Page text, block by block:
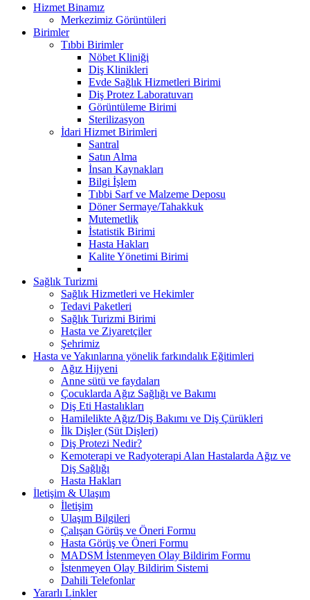
Hizmet Binamız
Merkezimiz Görüntüleri
Birimler
Tıbbi Birimler
Nöbet Kliniği
Diş Klinikleri
Evde Sağlık Hizmetleri Birimi
Diş Protez Laboratuvarı
Görüntüleme Birimi
Sterilizasyon
İdari Hizmet Birimleri
Santral
Satın Alma
İnsan Kaynakları
Bilgi İşlem
Tıbbi Sarf ve Malzeme Deposu
Döner Sermaye/Tahakkuk
Mutemetlik
İstatistik Birimi
Hasta Hakları
Kalite Yönetimi Birimi
Sağlık Turizmi
Sağlık Hizmetleri ve Hekimler
Tedavi Paketleri
Sağlık Turizmi Birimi
Hasta ve Ziyaretçiler
Şehrimiz
Hasta ve Yakınlarına yönelik farkındalık Eğitimleri
Ağız Hijyeni
Anne sütü ve faydaları
Çocuklarda Ağız Sağlığı ve Bakımı
Diş Eti Hastalıkları
Hamilelikte Ağız/Diş Bakımı ve Diş Çürükleri
İlk Dişler (Süt Dişleri)
Diş Protezi Nedir?
Kemoterapi ve Radyoterapi Alan Hastalarda Ağız ve
Diş Sağlığı
Hasta Hakları
İletişim & Ulaşım
İletişim
Ulaşım Bilgileri
Çalışan Görüş ve Öneri Formu
Hasta Görüş ve Öneri Formu
MADSM İstenmeyen Olay Bildirim Formu
İstenmeyen Olay Bildirim Sistemi
Dahili Telefonlar
Yararlı Linkler